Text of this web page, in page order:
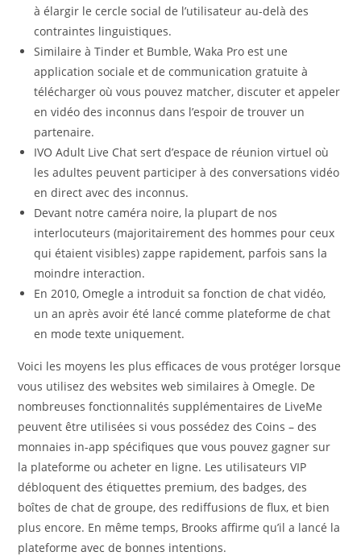
à élargir le cercle social de l’utilisateur au-delà des
contraintes linguistiques.
Similaire à Tinder et Bumble, Waka Pro est une
application sociale et de communication gratuite à
télécharger où vous pouvez matcher, discuter et appeler
en vidéo des inconnus dans l’espoir de trouver un
partenaire.
IVO Adult Live Chat sert d’espace de réunion virtuel où
les adultes peuvent participer à des conversations vidéo
en direct avec des inconnus.
Devant notre caméra noire, la plupart de nos
interlocuteurs (majoritairement des hommes pour ceux
qui étaient visibles) zappe rapidement, parfois sans la
moindre interaction.
En 2010, Omegle a introduit sa fonction de chat vidéo,
un an après avoir été lancé comme plateforme de chat
en mode texte uniquement.
Voici les moyens les plus efficaces de vous protéger lorsque
vous utilisez des websites web similaires à Omegle. De
nombreuses fonctionnalités supplémentaires de LiveMe
peuvent être utilisées si vous possédez des Coins – des
monnaies in-app spécifiques que vous pouvez gagner sur
la plateforme ou acheter en ligne. Les utilisateurs VIP
débloquent des étiquettes premium, des badges, des
boîtes de chat de groupe, des rediffusions de flux, et bien
plus encore. En même temps, Brooks affirme qu’il a lancé la
plateforme avec de bonnes intentions.